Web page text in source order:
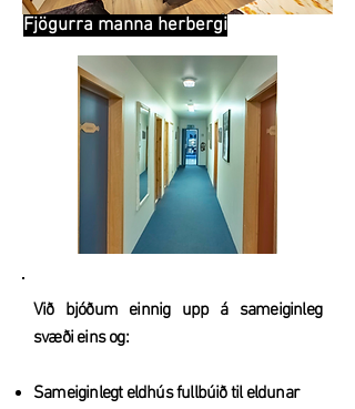
Fjögurra manna herbergi
Við bjóðum einnig upp á sameiginleg
svæði eins og:
Sameiginlegt eldhús fullbúið til eldunar